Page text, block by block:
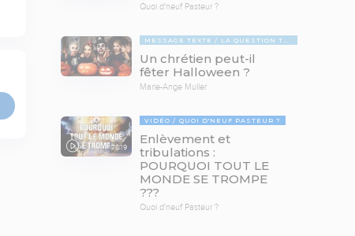
Quoi d'neuf Pasteur ?
MESSAGE TEXTE LA QUESTION TABOUE
Un chrétien peut-il
fêter Halloween ?
Marie-Ange Muller
78:19
VIDÉO QUOI D'NEUF PASTEUR ?
Enlèvement et
tribulations :
POURQUOI TOUT LE
MONDE SE TROMPE
???
Quoi d'neuf Pasteur ?